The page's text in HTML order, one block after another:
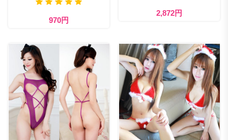
970円
2,872円